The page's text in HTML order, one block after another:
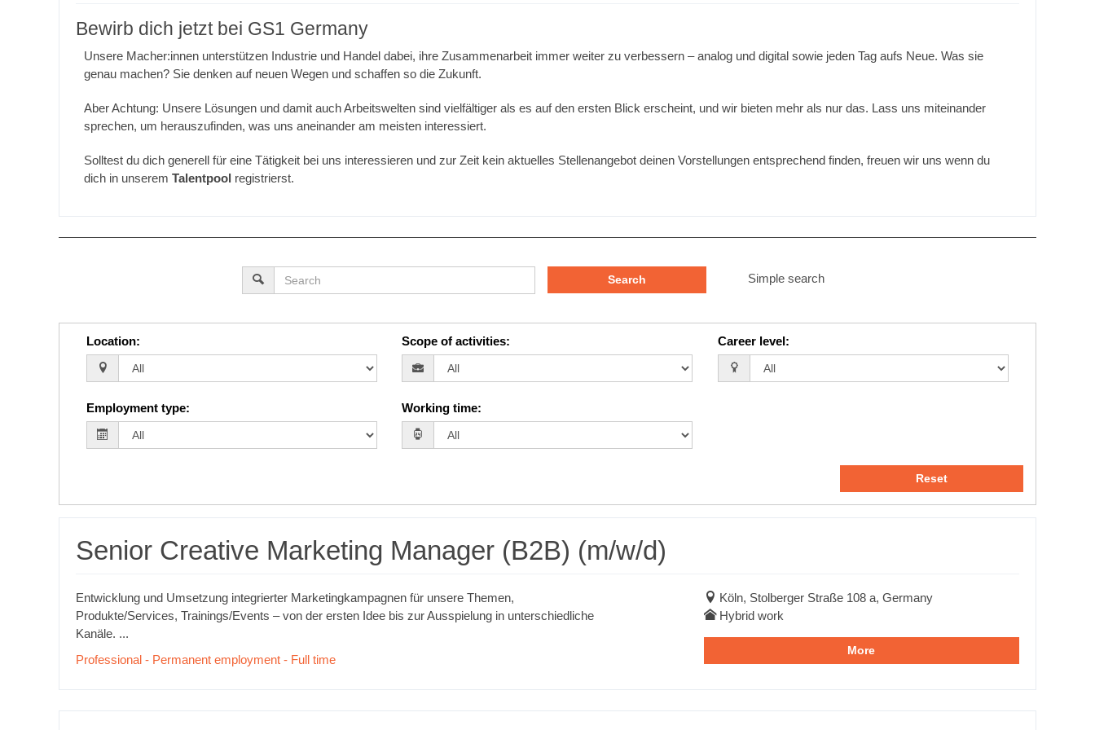
Bewirb dich jetzt bei GS1 Germany
Unsere Macher:innen unterstützen Industrie und Handel dabei, ihre Zusammenarbeit immer weiter zu verbessern – analog und digital sowie jeden Tag aufs Neue. Was sie
genau machen? Sie denken auf neuen Wegen und schaffen so die Zukunft.
Aber Achtung: Unsere Lösungen und damit auch Arbeitswelten sind vielfältiger als es auf den ersten Blick erscheint, und wir bieten mehr als nur das. Lass uns miteinander
sprechen, um herauszufinden, was uns aneinander am meisten interessiert.
Solltest du dich generell für eine Tätigkeit bei uns interessieren und zur Zeit kein aktuelles Stellenangebot deinen Vorstellungen entsprechend finden, freuen wir uns wenn du
dich in unserem Talentpool registrierst.
Search Simple search
Location: Scope of activities: Career level:
Employment type: Working time:
Reset
Senior Creative Marketing Manager (B2B) (m/w/d)
Entwicklung und Umsetzung integrierter Marketingkampagnen für unsere Themen,
Produkte/Services, Trainings/Events – von der ersten Idee bis zur Ausspielung in unterschiedliche
Kanäle. ...
Professional - Permanent employment - Full time
Köln, Stolberger Straße 108 a, Germany
Hybrid work
More